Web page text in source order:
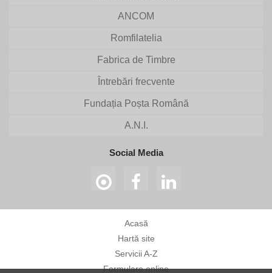
ANCOM
Romfilatelia
Fabrica de Timbre
Întrebări frecvente
Fundația Poșta Română
A.N.I.
Social Media
Acasă
Hartă site
Servicii A-Z
Formulare online